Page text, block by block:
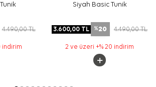
4.490,00TL
indirim
Siyah Basic Tunik
3.600,00 TL %20 4.490,00TL
2 ve üzeri +% 20 indirim